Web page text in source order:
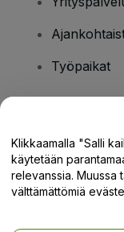
Työpaikat
Tukikeskus
Klikkaamalla "Salli
käytetään
relevanssia. Muussa
välttämättömiä